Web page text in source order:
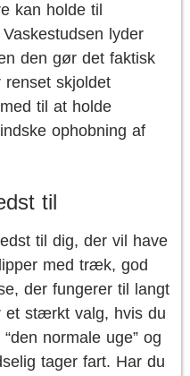
kan holde til
lyder
den gør det faktisk
renset skjoldet
til at holde
ophobning af
til
til dig, der vil have
med træk, god
der fungerer til langt
et stærkt valg, hvis du
normale uge” og
tager fart. Har du